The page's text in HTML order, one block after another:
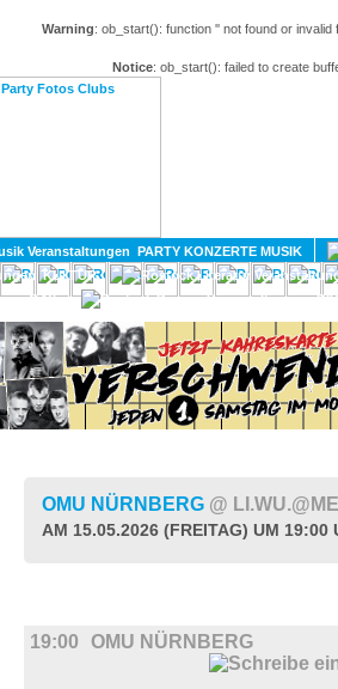
Warning: ob_start(): function '' not found or
Notice: ob_start(): failed to create
PARTY KONZERTE MUSIK
KULTUR
GAY
OMU NÜRNBERG @
AM 15.05.2026 (FREITAG) UM 19:00
19:00 OMU NÜRNBERG